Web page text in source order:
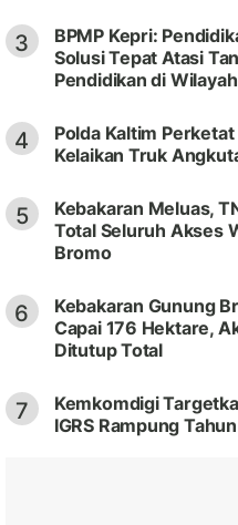
3
BPMP Kepri:
Solusi Tepat Atasi
Pendidikan di
4
Polda Kaltim
Kelaikan Truk
5
Kebakaran Meluas,
Total Seluruh Akses
Bromo
6
Kebakaran Gunung
Capai 176 Hektare,
Ditutup Total
7
Kemkomdigi
IGRS Rampung